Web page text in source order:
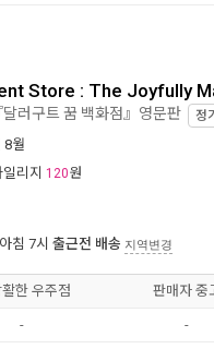
Store : The Joyfully
달러구트 꿈 백화점』영문판 정
8월
리지 120원
침 7시 출근전 배송 지역변경
한 우주점 판매자 중
- -